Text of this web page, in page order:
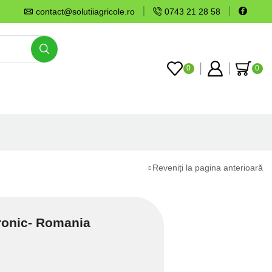
contact@solutiiagricole.ro 0743 21 28 58
0 0
Reveniți la pagina anterioară
Romania